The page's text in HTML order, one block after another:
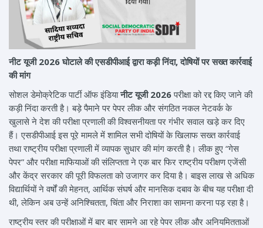
नीट यूजी 2026 घोटाले की एसडीपीआई द्वारा कड़ी निंदा, दोषियों पर सख्त कार्रवाई
की मांग
सोशल डेमोक्रेटिक पार्टी ऑफ इंडियानीट यूजी 2026परीक्षा को रद्द किए जाने की
कड़ी निंदा करती है। बड़े पैमाने पर पेपर लीक और संगठित नकल नेटवर्क के
खुलासे ने देश की परीक्षा प्रणाली की विश्वसनीयता पर गंभीर सवाल खड़े कर दिए
हैं। एसडीपीआई इस पूरे मामले में शामिल सभी दोषियों के खिलाफ सख्त कार्रवाई
तथा राष्ट्रीय परीक्षा प्रणाली में व्यापक सुधार की मांग करती है। लीक हुए “गेस
पेपर” और परीक्षा माफियाओं की संलिप्तता ने एक बार फिर राष्ट्रीय परीक्षण एजेंसी
और केंद्र सरकार की पूरी विफलता को उजागर कर दिया है। बाइस लाख से अधिक
विद्यार्थियों ने वर्षों की मेहनत, आर्थिक संघर्ष और मानसिक दबाव के बीच यह परीक्षा दी
थी, लेकिन अब उन्हें अनिश्चितता, चिंता और निराशा का सामना करना पड़ रहा है।
राष्ट्रीय स्तर की परीक्षाओं में बार बार सामने आ रहे पेपर लीक और अनियमितताओं